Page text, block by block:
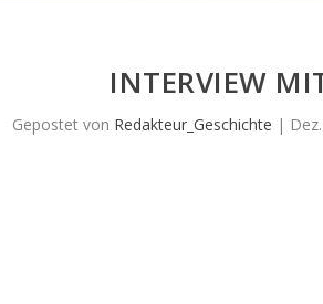
INTERVIEW
Gepostet von Redakteur_Geschichte |